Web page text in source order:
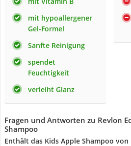
mit hypoallergener
Gel-Formel
Sanfte Reinigung
spendet
Feuchtigkeit
verleiht Glanz
Fragen und Antworten zu Revlon
Shampoo
Enthält das Kids Apple Shampoo von